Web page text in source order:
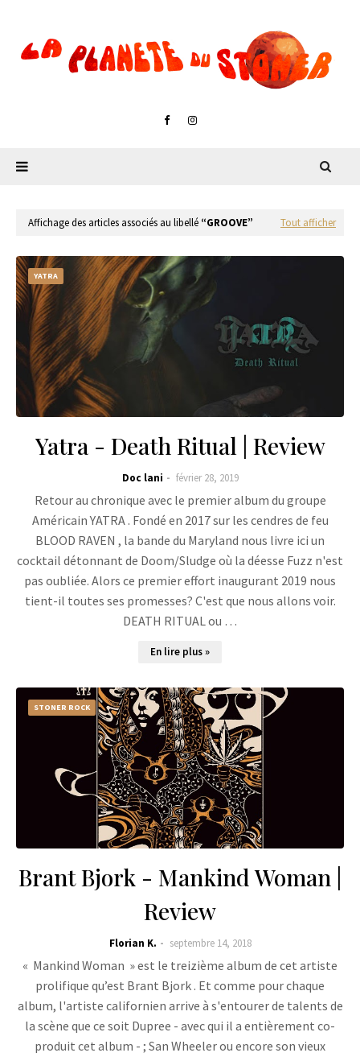
Affichage des articles associés au libellé GROOVE Tout afficher
YATRA
Yatra - Death Ritual | Review
Doc lani février 28, 2019
Retour au chronique avec le premier album du groupe
Américain YATRA . Fondé en 2017 sur les cendres de feu
BLOOD RAVEN , la bande du Maryland nous livre ici un
cocktail détonnant de Doom/Sludge où la déesse Fuzz n'est
pas oubliée. Alors ce premier effort inaugurant 2019 nous
tient-il toutes ses promesses? C'est que nous allons voir.
DEATH RITUAL ou …
En lire plus »
STONER ROCK
Brant Bjork - Mankind Woman |
Review
Florian K. septembre 14, 2018
« Mankind Woman » est le treizième album de cet artiste
prolifique qu’est Brant Bjork . Et comme pour chaque
album, l'artiste californien arrive à s'entourer de talents de
la scène que ce soit Dupree - avec qui il a entièrement co-
produit cet album - ; San Wheeler ou encore son vieux